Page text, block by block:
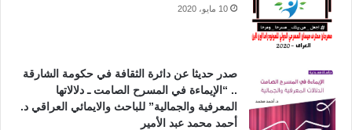
10 مايو، 2020
صدر حديثا عن دائرة الثقافة في حكومة الشارقة
.. “الإيماءة في المسرح الصامت ـ دلالاتها
المعرفية والجمالية” للباحث والايمائي العراقي د.
أحمد محمد عبد الأمير